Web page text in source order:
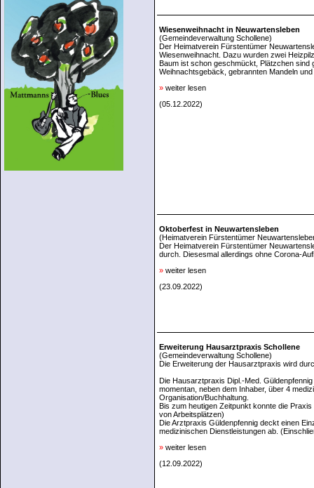
Wiesenweihnacht in Neuwartensleben
(Gemeindeverwaltung Schollene)
Der Heimatverein Fürstentümer
Wiesenweihnacht. Dazu wurden zwei
Baum ist schon geschmückt, Plätzchen sind
Weihnachtsgebäck, gebrannten Mandeln
» weiter lesen
(05.12.2022)
Oktoberfest in Neuwartensleben
(Heimatverein Fürstentümer
Der Heimatverein Fürstentümer
durch. Diesesmal allerdings ohne Corona-
» weiter lesen
(23.09.2022)
Erweiterung Hausarztpraxis Schollene
(Gemeindeverwaltung Schollene)
Die Erweiterung der Hausarztpraxis wird
Die Hausarztpraxis Dipl.-Med.
momentan, neben dem Inhaber, über 4
Organisation/Buchhaltung.
Bis zum heutigen Zeitpunkt konnte die
von Arbeitsplätzen)
Die Arztpraxis Güldenpfennig deckt einen
medizinischen Dienstleistungen ab.
» weiter lesen
(12.09.2022)